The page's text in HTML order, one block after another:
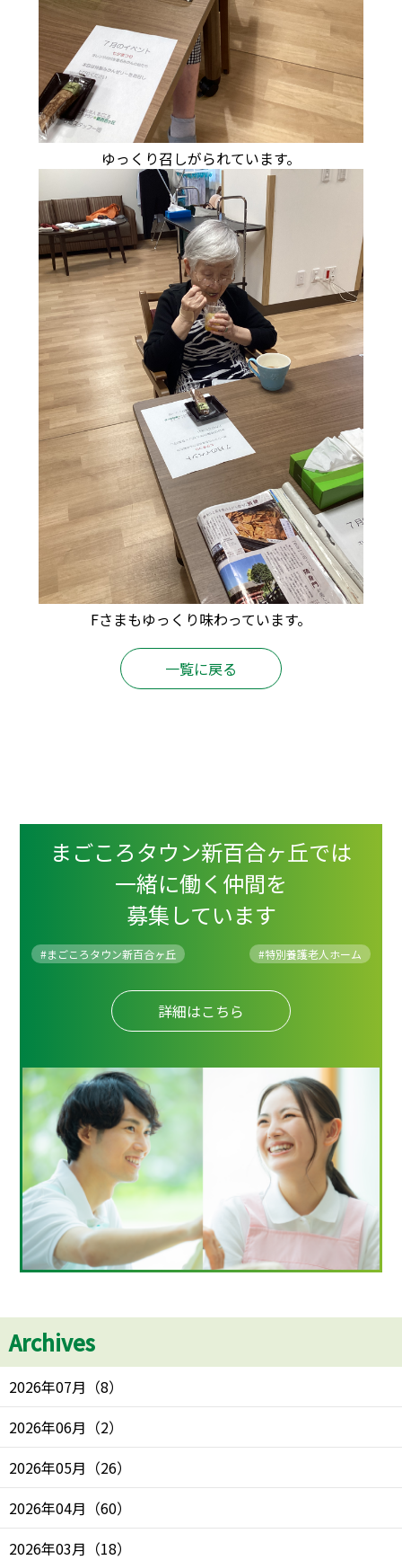
ゆっくり召しがられています。
Fさまもゆっくり味わっています。
一覧に戻る
まごころタウン新百合ヶ丘では
一緒に働く仲間を
募集しています
#まごころタウン新百合ヶ丘 #特別養護老人ホーム
詳細はこちら
Archives
2026年07月 （8）
2026年06月 （2）
2026年05月 （26）
2026年04月 （60）
2026年03月 （18）